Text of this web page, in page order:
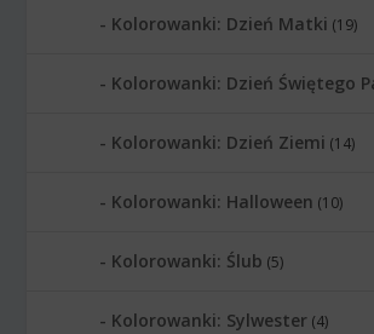
Kolorowanki: Dzień Matki (19)
Kolorowanki: Dzień Świętego
Kolorowanki: Dzień Ziemi (14)
Kolorowanki: Halloween (10)
Kolorowanki: Ślub (5)
Kolorowanki: Sylwester (4)